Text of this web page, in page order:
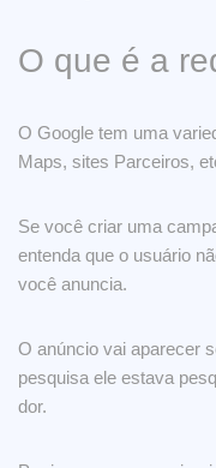
O que é a
O Google tem uma
Maps, sites Parceiros,
Se você criar uma
entenda que o usuário
você anuncia.
O anúncio vai aparecer
pesquisa ele estava
dor.